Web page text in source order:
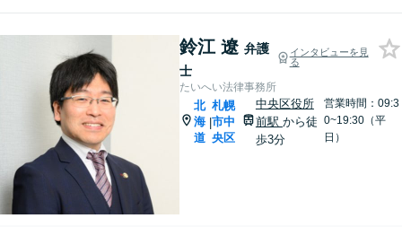
鈴江 遼 弁護
士
インタビューを見
る
たいへい法律事務所
北
海
道
|
札幌
市中
央区
中央区役所
前駅 から徒
歩3分
営業時間：09:3
0~19:30（平
日）